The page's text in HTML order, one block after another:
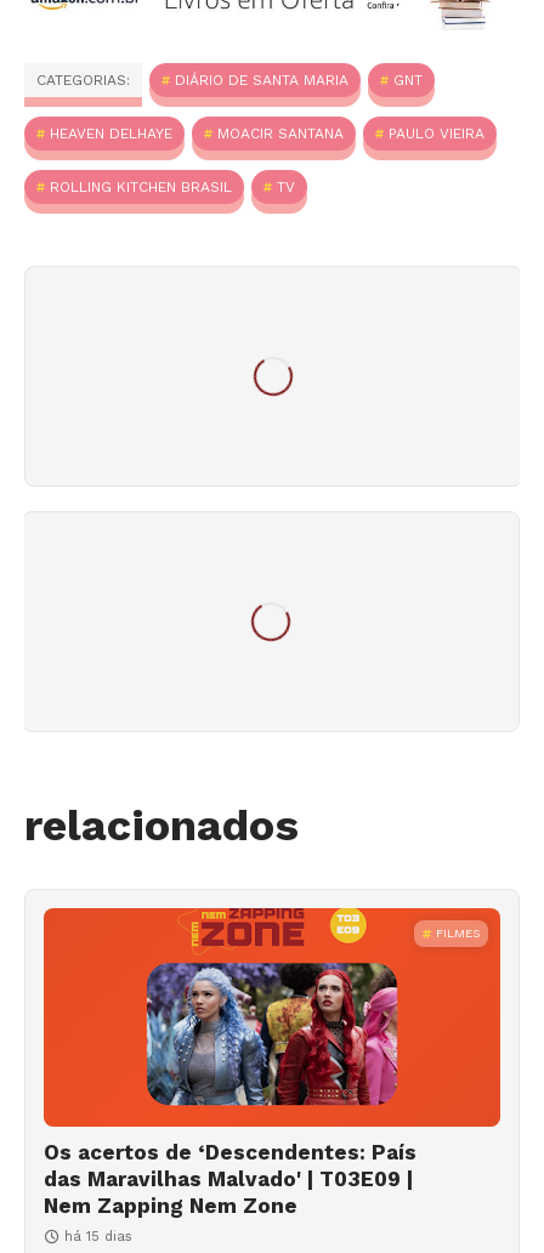
CATEGORIAS: DIÁRIO DE SANTA MARIA GNT
HEAVEN DELHAYE MOACIR SANTANA PAULO VIEIRA
ROLLING KITCHEN BRASIL TV
relacionados
FILMES
Os acertos de ‘Descendentes: País
das Maravilhas Malvado' | T03E09 |
Nem Zapping Nem Zone
há 15 dias